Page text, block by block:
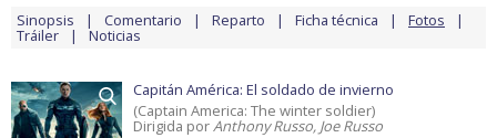
Sinopsis Comentario Reparto Ficha técnica Fotos
Tráiler Noticias
Capitán América: El soldado de invierno
(Captain America: The winter soldier)
Dirigida porAnthony Russo, Joe Russo